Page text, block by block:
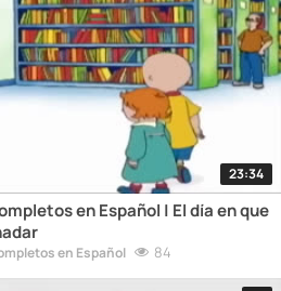
23:34
en Español | El día en que
en Español 84